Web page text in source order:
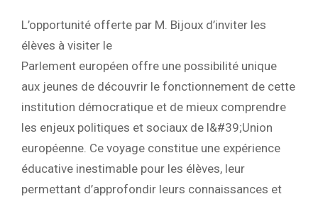
L’opportunité offerte par M. Bijoux d’inviter les
élèves à visiter le
Parlement européen offre une possibilité unique
aux jeunes de découvrir le fonctionnement de cette
institution démocratique et de mieux comprendre
les enjeux politiques et sociaux de l&#39;Union
européenne. Ce voyage constitue une expérience
éducative inestimable pour les élèves, leur
permettant d’approfondir leurs connaissances et